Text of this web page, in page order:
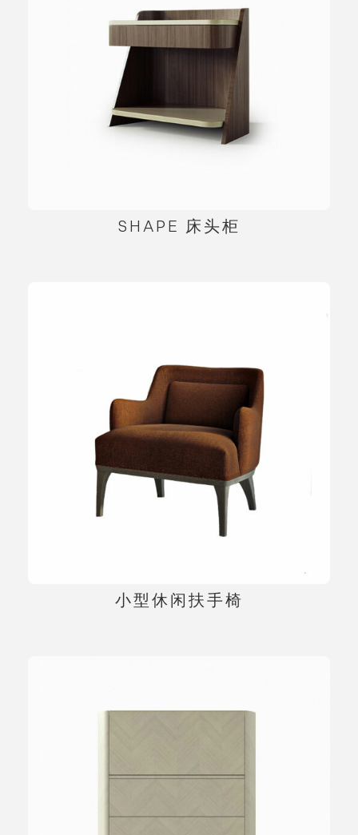
SHAPE 床头柜
小型休闲扶手椅